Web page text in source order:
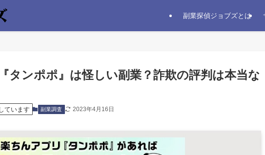
副業探偵ジョブズとは
タンポポ』は怪しい副業？詐欺の評判は本当な
ています 副業調査 2023年4月16日